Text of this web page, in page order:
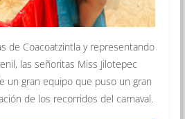
de Coacoatzintla y representando
las señoritas Miss Jilotepec
un gran equipo que puso un gran
de los recorridos del carnaval.